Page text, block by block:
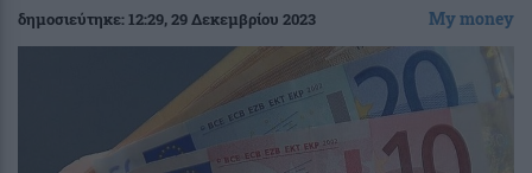
δημοσιεύτηκε:12:29, 29 Δεκεμβρίου 2023 My money